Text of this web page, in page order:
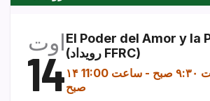
اوت
14
El Poder del Amor y la
(رویداد FFRC)
-
ساعت 11:00
صبح